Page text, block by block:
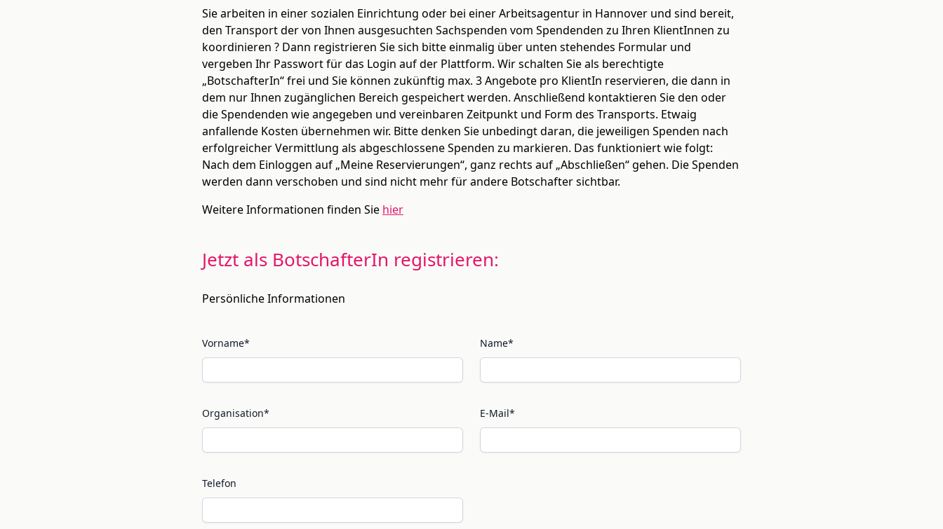
Sie arbeiten in einer sozialen Einrichtung oder bei einer Arbeitsagentur in Hannover und sind bereit,
den Transport der von Ihnen ausgesuchten Sachspenden vom Spendenden zu Ihren KlientInnen zu
koordinieren ? Dann registrieren Sie sich bitte einmalig über unten stehendes Formular und
vergeben Ihr Passwort für das Login auf der Plattform. Wir schalten Sie als berechtigte
„BotschafterIn“ frei und Sie können zukünftig max. 3 Angebote pro KlientIn reservieren, die dann in
dem nur Ihnen zugänglichen Bereich gespeichert werden. Anschließend kontaktieren Sie den oder
die Spendenden wie angegeben und vereinbaren Zeitpunkt und Form des Transports. Etwaig
anfallende Kosten übernehmen wir. Bitte denken Sie unbedingt daran, die jeweiligen Spenden nach
erfolgreicher Vermittlung als abgeschlossene Spenden zu markieren. Das funktioniert wie folgt:
Nach dem Einloggen auf „Meine Reservierungen“, ganz rechts auf „Abschließen“ gehen. Die Spenden
werden dann verschoben und sind nicht mehr für andere Botschafter sichtbar.
Weitere Informationen finden Sie hier
Jetzt als BotschafterIn registrieren:
Persönliche Informationen
Vorname* Name*
Organisation* E-Mail*
Telefon